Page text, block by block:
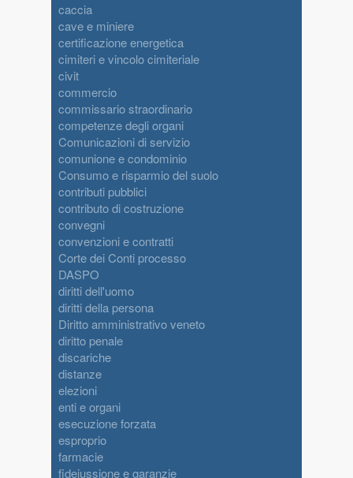
caccia
cave e miniere
certificazione energetica
cimiteri e vincolo cimiteriale
civit
commercio
commissario straordinario
competenze degli organi
Comunicazioni di servizio
comunione e condominio
Consumo e risparmio del suolo
contributi pubblici
contributo di costruzione
convegni
convenzioni e contratti
Corte dei Conti processo
DASPO
diritti dell'uomo
diritti della persona
Diritto amministrativo veneto
diritto penale
discariche
distanze
elezioni
enti e organi
esecuzione forzata
esproprio
farmacie
fideiussione e garanzie